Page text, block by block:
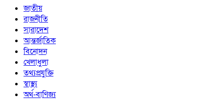
জাতীয়
রাজনীতি
সারাদেশ
আন্তর্জাতিক
বিনোদন
খেলাধুলা
তথ্যপ্রযুক্তি
স্বাস্থ্য
অর্থ-বাণিজ্য